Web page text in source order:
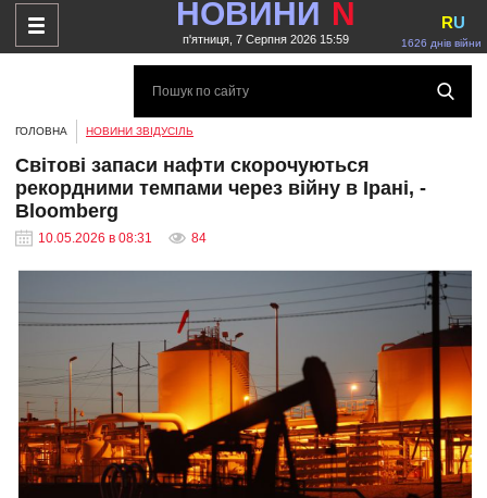
НОВИНИ N
п'ятниця, 7 Серпня 2026 15:59 1626 днів війни
RU
ГОЛОВНА НОВИНИ ЗВІДУСІЛЬ
Світові запаси нафти скорочуються
рекордними темпами через війну в Ірані, -
Bloomberg
10.05.2026 в 08:31 84